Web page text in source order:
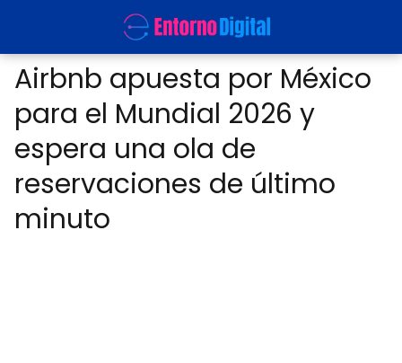
Airbnb apuesta por México
para el Mundial 2026 y
espera una ola de
reservaciones de último
minuto